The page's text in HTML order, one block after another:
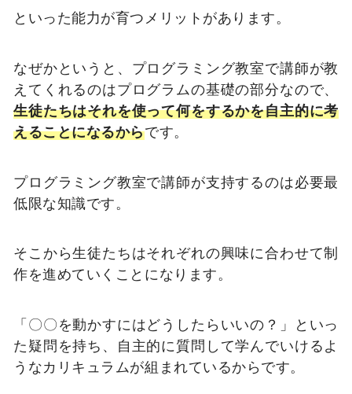
といった能力が育つメリットがあります。
なぜかというと、プログラミング教室で講師が教
えてくれるのはプログラムの基礎の部分なので、
生徒たちはそれを使って何をするかを自主的に考
えることになるからです。
プログラミング教室で講師が支持するのは必要最
低限な知識です。
そこから生徒たちはそれぞれの興味に合わせて制
作を進めていくことになります。
「〇〇を動かすにはどうしたらいいの？」といっ
た疑問を持ち、自主的に質問して学んでいけるよ
うなカリキュラムが組まれているからです。